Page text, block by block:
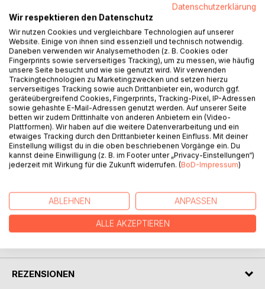
Wenn die Lust an der Sprache sich mit der Liebe zum Tier
verbindet, hört man buchstäblich "die Kastagnetten der
Zikaden zucken", die Nachtigall um "Mi-mi-mitternacht"
singen oder Wildschweine "lümmelhaft im dumpfen Sumpf
buddeln". Humorvoll, nachdenklich, poetisch werden Tiere
belauscht und beobachtet. Dahinter steckt eine Fülle
biologischer Details, auch kritische Töne sind dabei, etwa
wenn sich die Bartmeise über einen sterbenden Fluss
beklagt. Aber auch ohne alles zu ergründen, kann sich der
Leser dem Klang und Rhythmus der Verse überlassen, ob
Liedstrophe, Sonett, Limerick, Ode, Villanella oder
AUTOR/IN
REZENSIONEN
Datenschutzerklärung
Wir respektieren den Datenschutz
Wir nutzen Cookies und vergleichbare Technologien auf unserer
Website. Einige von ihnen sind essenziell und technisch notwendig.
Daneben verwenden wir Analysemethoden (z. B. Cookies oder
Fingerprints sowie serverseitiges Tracking), um zu messen, wie häufig
unsere Seite besucht und wie sie genutzt wird. Wir verwenden
Trackingtechnologien zu Marketingzwecken und setzen hierzu
serverseitiges Tracking sowie auch Drittanbieter ein, wodurch ggf.
geräteübergreifend Cookies, Fingerprints, Tracking-Pixel, IP-Adressen
sowie gehashte E-Mail-Adressen genutzt werden. Auf unserer Seite
betten wir zudem Drittinhalte von anderen Anbietern ein (Video-
Plattformen). Wir haben auf die weitere Datenverarbeitung und ein
etwaiges Tracking durch den Drittanbieter keinen Einfluss. Mit deiner
Einstellung willigst du in die oben beschriebenen Vorgänge ein. Du
kannst deine Einwilligung (z. B. im Footer unter „Privacy-Einstellungen“)
jederzeit mit Wirkung für die Zukunft widerrufen. (BoD-Impressum)
ABLEHNEN ANPASSEN
ALLE AKZEPTIEREN